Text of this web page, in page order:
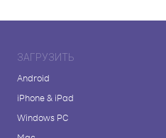
ЗАГРУЗИТЬ
Android
iPhone & iPad
Windows PC